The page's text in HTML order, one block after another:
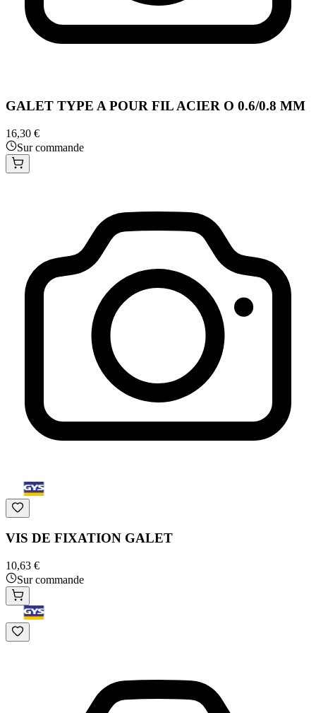
GALET TYPE A POUR FIL ACIER O 0.6/0.8 MM
16,30 €
Sur commande
VIS DE FIXATION GALET
10,63 €
Sur commande